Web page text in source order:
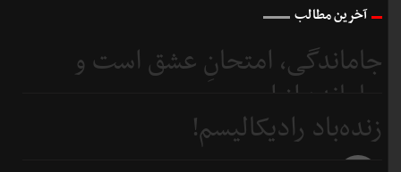
آخرین مطالب
جاماندگی، امتحانِ عشق است و
جامانده از اربعین...
4 روز
زنده‌باد رادیکالیسم!